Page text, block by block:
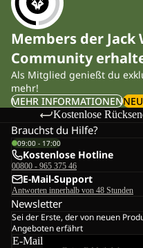
Members der
Community
Als Mitglied genießt du
mehr!
MEHR INFORMATIONEN
Kostenlose
Brauchst du Hilfe?
09:00 - 17:00
Kostenlose Hotline
00800 - 965 375 46
E-Mail-Support
Antworten innerhalb von 48 Stunden
Newsletter
Sei der Erste, der von neuen
Angeboten erfährt
E-Mail